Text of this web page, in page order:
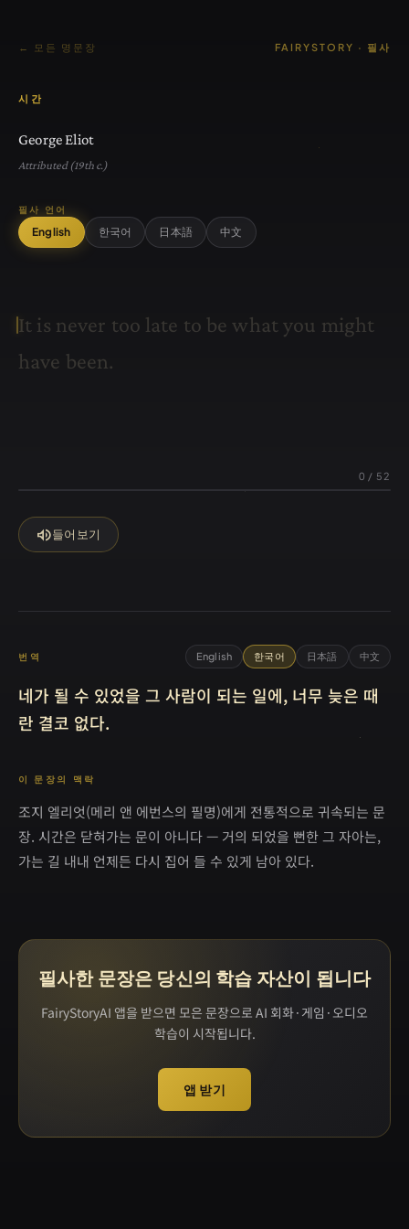
← 모든 명문장 FAIRYSTORY · 필사
시간
George Eliot
Attributed (19th c.)
필사 언어
English 한국어 日本語 中文
It is never too late to be whatyou might
have been.
0 / 52
volume_up들어보기
번역 English 한국어 日本語 中文
네가 될 수 있었을 그 사람이 되는 일에, 너무 늦은 때
란 결코 없다.
이 문장의 맥락
조지 엘리엇(메리 앤 에번스의 필명)에게 전통적으로 귀속되는 문
장. 시간은 닫혀가는 문이 아니다 — 거의 되었을 뻔한 그 자아는,
가는 길 내내 언제든 다시 집어 들 수 있게 남아 있다.
필사한 문장은 당신의 학습 자산이 됩니다
FairyStoryAI 앱을 받으면 모은 문장으로 AI 회화·게임·오디오
학습이 시작됩니다.
앱 받기